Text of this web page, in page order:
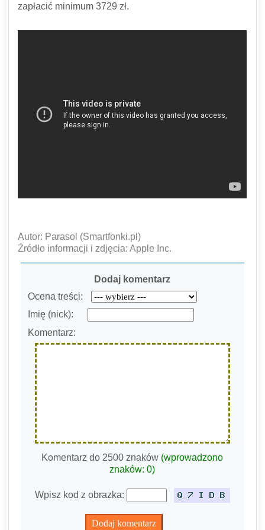
zapłacić minimum 3729 zł.
Autor: Parasol (Smartfonki.pl)
Źródło informacji i zdjęcia: Apple Inc.
Dodaj komentarz
Ocena treści:
Imię (nick):
Komentarz:
Komentarz do 2500 znaków (wprowadzono
znaków:0)
Wpisz kod z obrazka: